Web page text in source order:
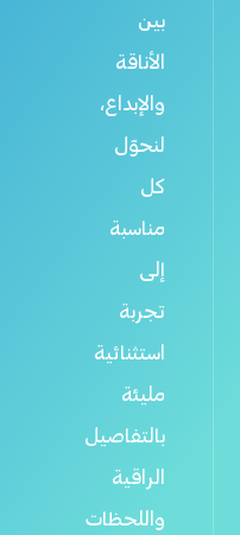
بين
الأناقة
والإبداع،
لنحوّل
كل
مناسبة
إلى
تجربة
استثنائية
مليئة
بالتفاصيل
الراقية
واللحظات